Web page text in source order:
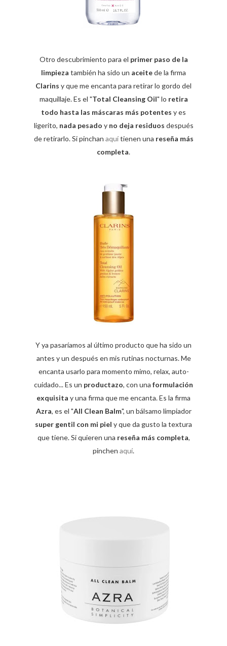
Otro descubrimiento para el primer paso de la
limpieza también ha sido un aceitede la firma
Clarins y que me encanta para retirar lo gordo del
maquillaje. Es el "Total Cleansing Oil" lo retira
todo hasta las máscaras más potentes y es
ligerito, nada pesado yno deja residuos después
de retirarlo. Si pinchan aquítienen una reseña más
completa.
Y ya pasaríamos al último producto que ha sido un
antes y un después en mis rutinas nocturnas. Me
encanta usarlo para momento mimo, relax, auto-
cuidado... Es un productazo, con una formulación
exquisita y una firma que me encanta. Es la firma
Azra, es el "All Clean Balm", un bálsamo limpiador
super gentil con mi piel y que da gusto la textura
que tiene. Si quieren una reseña más completa,
pinchen aquí.